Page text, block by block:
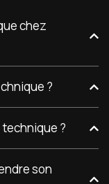
chez
?
?
son